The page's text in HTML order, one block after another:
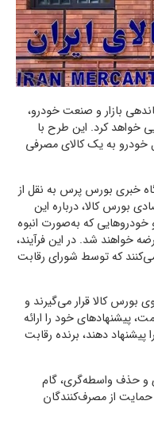
بازار و صنعت خودرو،
خواهد کرد. این طرح با
خودرو به یک کالای مصرفی
خبری بورس پرس به نقل از
بورس کالا، درباره این
که به‌صورت انبوه
خواهند شد. در این فرآیند،
که توسط شورای رقابت
بورس کالا قرار می‌گیرند و
پیشنهادهای خود را ارائه
پیشنهاد دهند، برنده رقابت
و حذف واسطه‌گری، گام
از مصرف‌کنندگان